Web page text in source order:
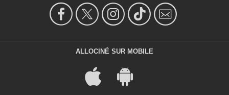
ALLOCINÉ SUR MOBILE